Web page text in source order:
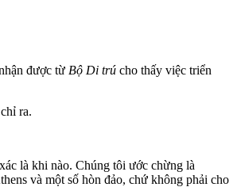
được từ Bộ Di trú cho thấy việc triển
ra.
là khi nào. Chúng tôi ước chừng là
và một số hòn đảo, chứ không phải cho